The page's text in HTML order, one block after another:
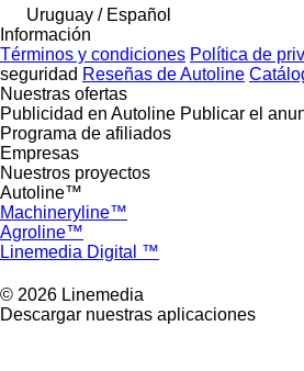
Uruguay / Español
Información
Términos y condiciones Política de
seguridad Reseñas de Autoline
Nuestras ofertas
Publicidad en Autoline Publicar el
Programa de afiliados
Empresas
Nuestros proyectos
Autoline™
Machineryline™
Agroline™
Linemedia Digital ™
© 2026 Linemedia
Descargar nuestras aplicaciones